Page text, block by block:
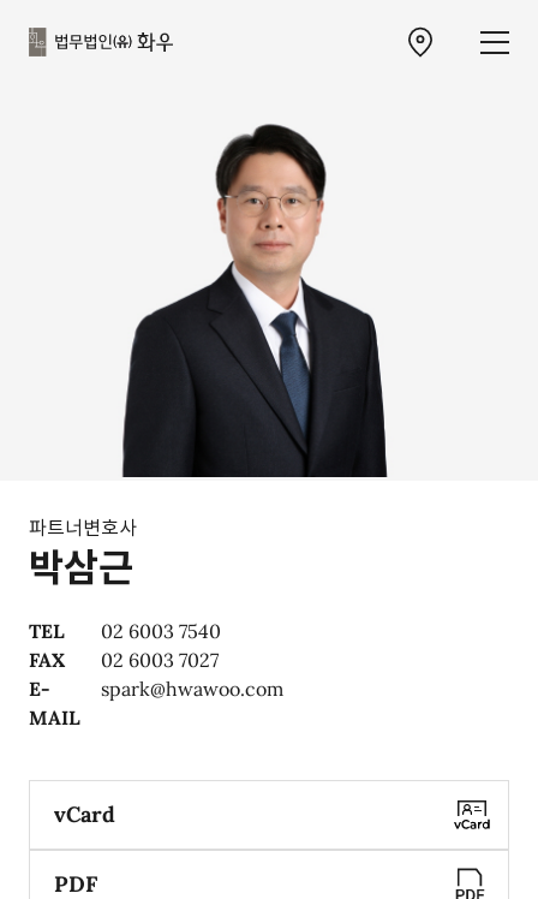
박삼근
파트너변호사
TEL
02 6003 7540
FAX
02 6003 7027
E-
MAIL
spark@hwawoo.com
vCard
PDF